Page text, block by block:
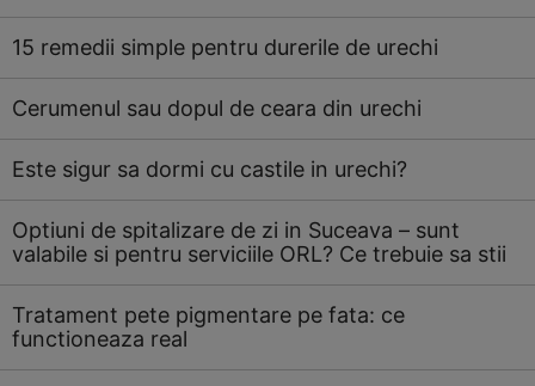
15 remedii simple pentru durerile de urechi
Cerumenul sau dopul de ceara din urechi
Este sigur sa dormi cu castile in urechi?
Optiuni de spitalizare de zi in Suceava – sunt
valabile si pentru serviciile ORL? Ce trebuie sa stii
Tratament pete pigmentare pe fata: ce
functioneaza real